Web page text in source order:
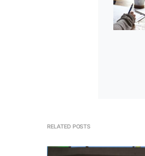
RELATED POSTS